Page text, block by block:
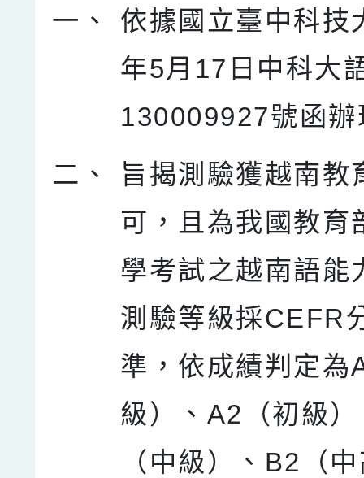
一、
依據國立臺中科技
年5月17日中科大
130009927號函辦
二、
旨揭測驗獲越南教
可，且為我國教育
學考試之越南語能
測驗等級採CEFR
準，依成績判定為
級）、A2（初級
（中級）、B2（